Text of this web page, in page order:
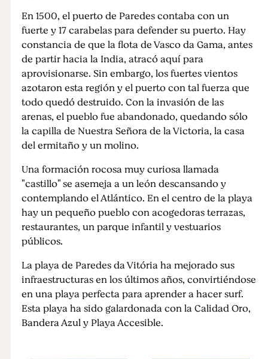
En 1500, el puerto de Paredes contaba con un
fuerte y 17 carabelas para defender su puerto. Hay
constancia de que la flota de Vasco da Gama, antes
de partir hacia la India, atracó aquí para
aprovisionarse. Sin embargo, los fuertes vientos
azotaron esta región y el puerto con tal fuerza que
todo quedó destruido. Con la invasión de las
arenas, el pueblo fue abandonado, quedando sólo
la capilla de Nuestra Señora de la Victoria, la casa
del ermitaño y un molino.
Una formación rocosa muy curiosa llamada
"castillo" se asemeja a un león descansando y
contemplando el Atlántico. En el centro de la playa
hay un pequeño pueblo con acogedoras terrazas,
restaurantes, un parque infantil y vestuarios
públicos.
La playa de Paredes da Vitória ha mejorado sus
infraestructuras en los últimos años, convirtiéndose
en una playa perfecta para aprender a hacer surf.
Esta playa ha sido galardonada con la Calidad Oro,
Bandera Azul y Playa Accesible.